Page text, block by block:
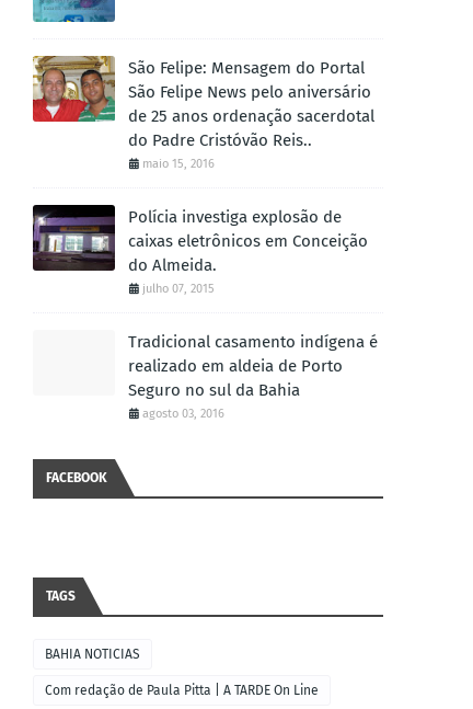
São Felipe: Mensagem do Portal
São Felipe News pelo aniversário
de 25 anos ordenação sacerdotal
do Padre Cristóvão Reis..
maio 15, 2016
Polícia investiga explosão de
caixas eletrônicos em Conceição
do Almeida.
julho 07, 2015
Tradicional casamento indígena é
realizado em aldeia de Porto
Seguro no sul da Bahia
agosto 03, 2016
FACEBOOK
TAGS
BAHIA NOTICIAS
Com redação de Paula Pitta | A TARDE On Line